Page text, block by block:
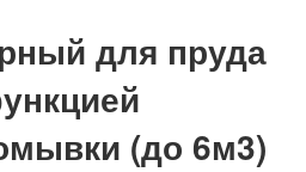
для пруда
(до 6м3)